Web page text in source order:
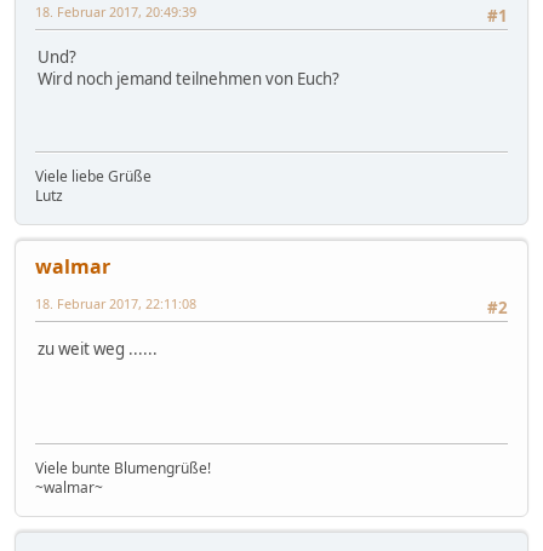
#1
18. Februar 2017, 20:49:39
Und?
Wird noch jemand teilnehmen von Euch?
Viele liebe Grüße
Lutz
walmar
#2
18. Februar 2017, 22:11:08
zu weit weg ......
Viele bunte Blumengrüße!
~walmar~